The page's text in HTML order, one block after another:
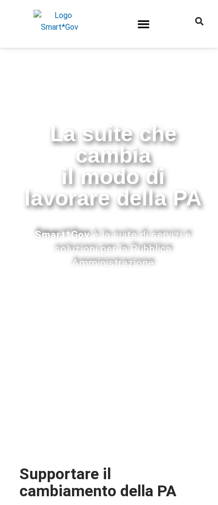
La suite che
cambia
il modo di
lavorare della PA
Smart*Govè la suite di servizi e
soluzioni per la Pubblica
Amministrazione
Supportare il
cambiamento della PA